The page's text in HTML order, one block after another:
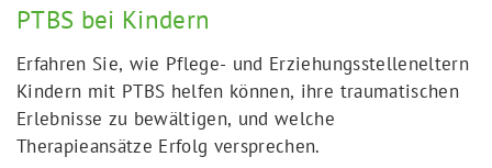
PTBS bei Kindern
Erfahren Sie, wie Pflege- und Erziehungsstelleneltern
Kindern mit PTBS helfen können, ihre traumatischen
Erlebnisse zu bewältigen, und welche
Therapieansätze Erfolg versprechen.